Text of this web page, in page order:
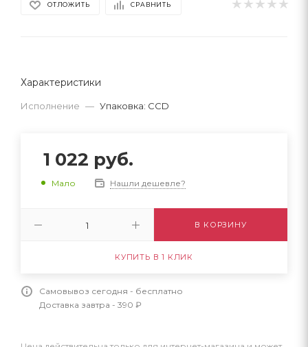
ОТЛОЖИТЬ СРАВНИТЬ
Характеристики
Исполнение — Упаковка: CCD
1 022 руб.
Мало Нашли дешевле?
В КОРЗИНУ
КУПИТЬ В 1 КЛИК
Самовывоз сегодня - бесплатно
Доставка завтра - 390 ₽